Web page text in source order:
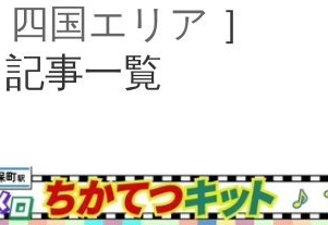
四国エリア ］
記事一覧